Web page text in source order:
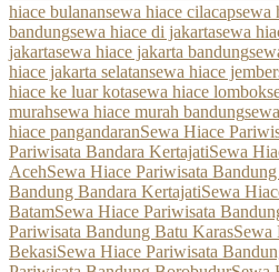
hiace bulanansewa hiace cilacapsewa
bandungsewa hiace di jakartasewa
jakartasewa hiace jakarta bandung
hiace jakarta selatansewa hiace jember
hiace ke luar kotasewa hiace lombok
murahsewa hiace murah bandung
hiace pangandaranSewa Hiace
Pariwisata Bandara KertajatiSewa
AcehSewa Hiace Pariwisata
Bandung Bandara KertajatiSewa
BatamSewa Hiace Pariwisata
Pariwisata Bandung Batu KarasSewa
BekasiSewa Hiace Pariwisata